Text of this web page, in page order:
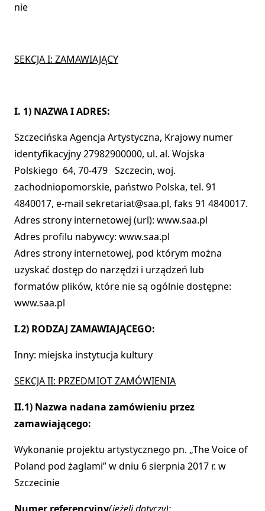
nie
SEKCJA I: ZAMAWIAJĄCY
I. 1) NAZWA I ADRES:
Szczecińska Agencja Artystyczna, Krajowy numer
identyfikacyjny 27982900000, ul. al. Wojska
Polskiego 64, 70-479 Szczecin, woj.
zachodniopomorskie, państwo Polska, tel. 91
4840017, e-mail sekretariat@saa.pl, faks 91 4840017.
Adres strony internetowej (url): www.saa.pl
Adres profilu nabywcy: www.saa.pl
Adres strony internetowej, pod którym można
uzyskać dostęp do narzędzi i urządzeń lub
formatów plików, które nie są ogólnie dostępne:
www.saa.pl
I.2) RODZAJ ZAMAWIAJĄCEGO:
Inny: miejska instytucja kultury
SEKCJA II: PRZEDMIOT ZAMÓWIENIA
II.1) Nazwa nadana zamówieniu przez
zamawiającego:
Wykonanie projektu artystycznego pn. „The Voice of
Poland pod żaglami” w dniu 6 sierpnia 2017 r. w
Szczecinie